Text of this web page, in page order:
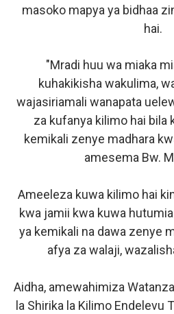
masoko mapya ya bidhaa
hai.
"Mradi huu wa miaka
kuhakikisha wakulima,
wajasiriamali wanapata
za kufanya kilimo hai bila
kemikali zenye madhara
amesema Bw.
Ameeleza kuwa kilimo hai
kwa jamii kwa kuwa
ya kemikali na dawa zenye
afya za walaji,
Aidha, amewahimiza
la Shirika la Kilimo Endelevu